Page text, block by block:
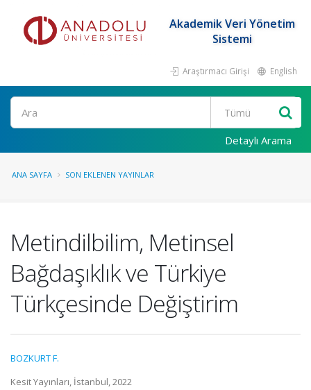
Akademik Veri Yönetim
Sistemi
Araştırmacı Girişi English
Ara
Detaylı Arama
ANA SAYFA SON EKLENEN YAYINLAR
Metindilbilim, Metinsel
Bağdaşıklık ve Türkiye
Türkçesinde Değiştirim
BOZKURT F.
Kesit Yayınları, İstanbul, 2022